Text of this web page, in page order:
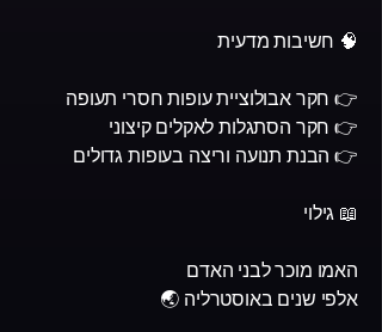
🧠 חשיבות מדעית
👉 חקר אבולוציית עופות חסרי תעופה
👉 חקר הסתגלות לאקלים קיצוני
👉 הבנת תנועה וריצה בעופות גדולים
📖 גילוי
האמו מוכר לבני האדם
אלפי שנים באוסטרליה 🌏